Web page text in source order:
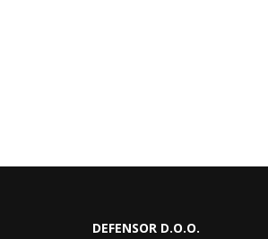
DEFENSOR D.O.O.